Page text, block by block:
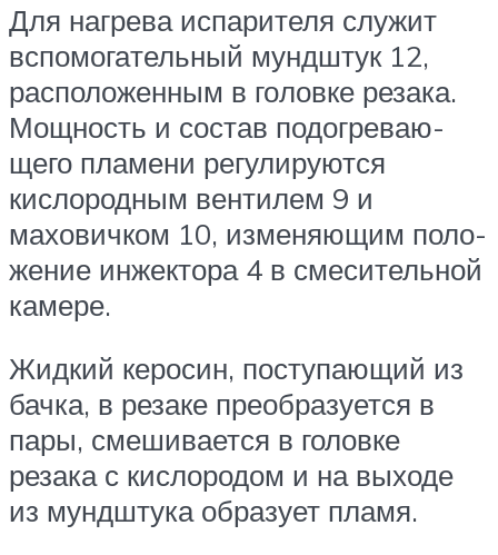
Для нагрева испарителя служит
вспомога­тельный мундштук 12,
расположенным в го­ловке резака.
Мощность и состав подогреваю­
щего пламени регулируются
кислородным вен­тилем 9 и
маховичком 10, изменяющим поло­
жение инжектора 4 в смесительной
камере.
Жидкий керосин, поступающий из
бачка, в резаке преобразуется в
пары, смешивается в головке
резака с кислородом и на выходе
из мундштука образует пламя.